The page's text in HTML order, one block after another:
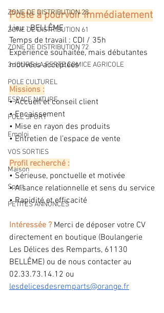
ZONE DE DISTRIBUTION 28
ZONE DE DISTRIBUTION 61
ZONE DE DISTRIBUTION 72
3 JOURS LA FERTE COMICE AGRICOLE
POLE CULTUREL
ESPACE NATURE
POLE SPORT
Emploi
VOS SORTIES
Maison
Sport
PETITES ANNONCES
Poste à pourvoir immédiatement
Lieu : BELLÊME
Temps de travail : CDI / 35h
Expérience souhaitée, mais débutantes
motivées acceptées
Missions :
• Accueil et conseil client
• Encaissement
• Mise en rayon des produits
• Entretien de l’espace de vente
Profil recherché :
• Sérieuse, ponctuelle et motivée
• Aisance relationnelle et sens du service
• Rapidité et efficacité
Intéressée ? Merci de déposer votre CV
directement en boutique (Boulangerie
Les Délices des Remparts, 61130
BELLÊME) ou de nous contacter au
02.33.73.14.12 ou
lesdelicesdesremparts@orange.fr